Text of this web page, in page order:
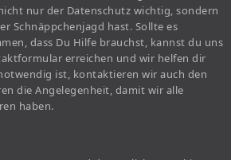
nur der Datenschutz wichtig, sondern
Schnäppchenjagd hast. Sollte es
dass Du Hilfe brauchst, kannst du uns
erreichen und wir helfen dir
ist, kontaktieren wir auch den
die Angelegenheit, damit wir alle
haben.